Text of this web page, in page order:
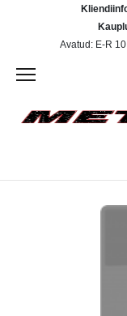
Avatud: E-R